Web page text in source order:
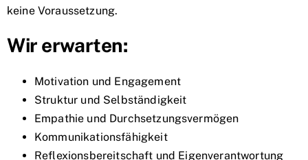
keine Voraussetzung.
Wir erwarten:
Motivation und Engagement
Struktur und Selbständigkeit
Empathie und Durchsetzungsvermögen
Kommunikationsfähigkeit
Reflexionsbereitschaft und Eigenverantwortung